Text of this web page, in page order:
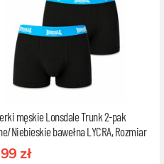
męskie Lonsdale Trunk 2-pak
Niebieskie bawełna LYCRA, Rozmiar
zł